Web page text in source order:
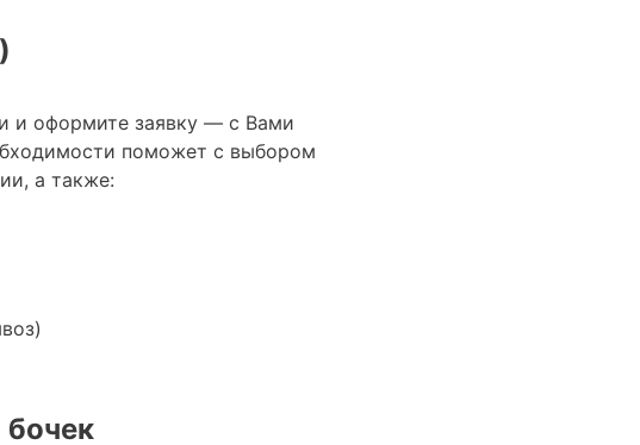
и оформите заявку — с Вами
поможет с выбором
а также: